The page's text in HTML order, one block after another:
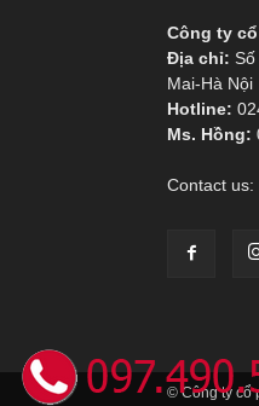
Công ty cổ
Địa chỉ: Số
Mai-Hà Nội
Hotline:
Ms. Hồng:
Contact us:
© Công ty cổ